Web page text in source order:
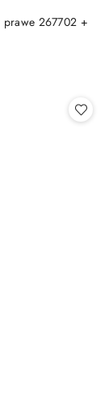
prawe 267702 +